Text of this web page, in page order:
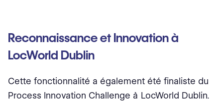
Reconnaissance et Innovation à
LocWorld Dublin
Cette fonctionnalité a également été finaliste du
Process Innovation Challenge à LocWorld Dublin.